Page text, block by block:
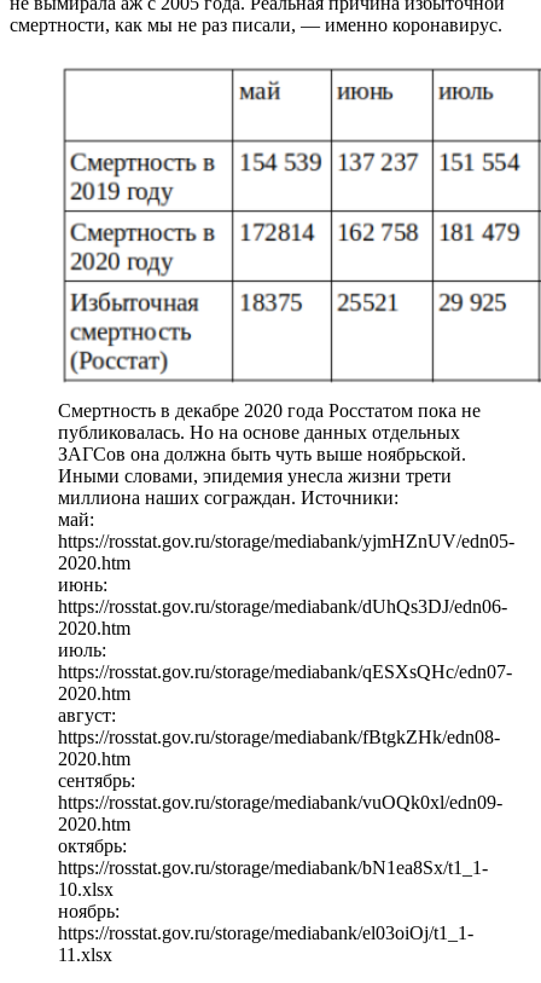
смертности, как мы не раз писали, — именно коронавирус.
Смертность в декабре 2020 года Росстатом пока не
публиковалась. Но на основе данных отдельных
ЗАГСов она должна быть чуть выше ноябрьской.
Иными словами, эпидемия унесла жизни трети
миллиона наших сограждан. Источники:
май:
https://rosstat.gov.ru/storage/mediabank/yjmHZnUV/edn05-
2020.htm
июнь:
https://rosstat.gov.ru/storage/mediabank/dUhQs3DJ/edn06-
2020.htm
июль:
https://rosstat.gov.ru/storage/mediabank/qESXsQHc/edn07-
2020.htm
август:
https://rosstat.gov.ru/storage/mediabank/fBtgkZHk/edn08-
2020.htm
сентябрь:
https://rosstat.gov.ru/storage/mediabank/vuOQk0xl/edn09-
2020.htm
октябрь:
https://rosstat.gov.ru/storage/mediabank/bN1ea8Sx/t1_1-
10.xlsx
ноябрь:
https://rosstat.gov.ru/storage/mediabank/el03oiOj/t1_1-
11.xlsx